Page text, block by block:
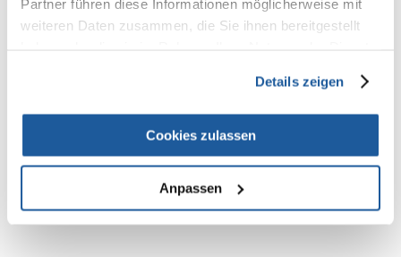
Partner führen diese Informationen möglicherweise mit
weiteren Daten zusammen, die Sie ihnen bereitgestellt
Details zeigen
Cookies zulassen
Anpassen
für Hunde
NEUE NACHRICHT
Fragen und Antworten (FAQ)